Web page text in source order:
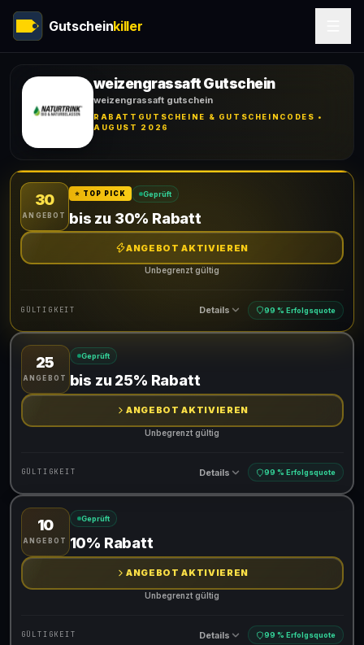
Gutscheinkiller
weizengrassaft Gutschein
weizengrassaft gutschein
RABATTGUTSCHEINE & GUTSCHEINCODES •
AUGUST 2026
30
ANGEBOT
⭐ TOP PICK Geprüft
bis zu 30% Rabatt
ANGEBOT AKTIVIEREN
Unbegrenzt gültig
GÜLTIGKEIT Details 99 % Erfolgsquote
Gültig für teilnehmende Produkte
25
ANGEBOT
Geprüft
bis zu 25% Rabatt
ANGEBOT AKTIVIEREN
Unbegrenzt gültig
GÜLTIGKEIT Details 99 % Erfolgsquote
Gültig für teilnehmende Produkte
10
ANGEBOT
Geprüft
10% Rabatt
ANGEBOT AKTIVIEREN
Unbegrenzt gültig
GÜLTIGKEIT Details 99 % Erfolgsquote